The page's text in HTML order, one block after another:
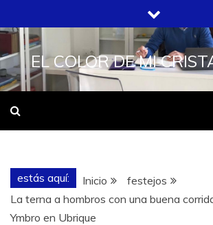
al
contenido
EL COLOR DE MI
estás aquí: Inicio
festejos
La terna a hombros con una buena
Ymbro en Ubrique